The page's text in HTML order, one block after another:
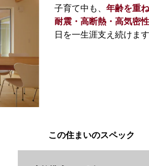
子育て中も、 年齢を重
耐震・高断熱・高気密
日を一生涯支え続けます
この住まいのスペック